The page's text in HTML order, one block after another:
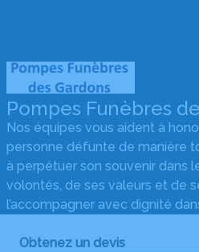
Pompes Funèbres
Nos équipes vous aident à
personne défunte de manière
à perpétuer son souvenir dans
volontés, de ses valeurs et de
l’accompagner avec dignité
Obtenez un devis